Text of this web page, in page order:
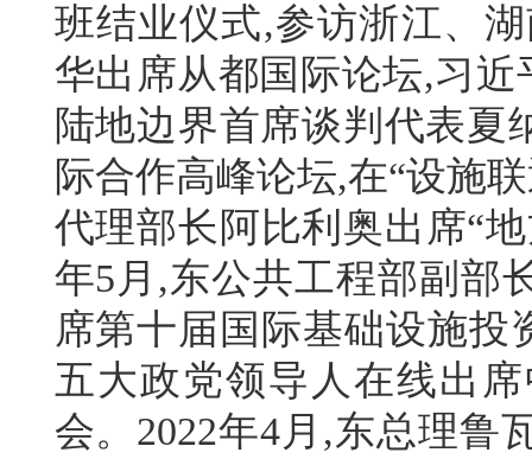
班结业仪式,参访浙江、
华出席从都国际论坛,习近
陆地边界首席谈判代表夏
际合作高峰论坛,在“设施
代理部长阿比利奥出席“
年5月,东公共工程部副部
席第十届国际基础设施投
五大政党领导人在线出
会。2022年4月,东总理鲁